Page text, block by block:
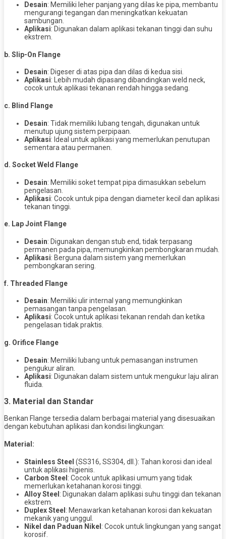
Desain: Memiliki leher panjang yang dilas ke pipa, membantu
mengurangi tegangan dan meningkatkan kekuatan
sambungan.
Aplikasi: Digunakan dalam aplikasi tekanan tinggi dan suhu
ekstrem.
b. Slip-On Flange
Desain: Digeser di atas pipa dan dilas di kedua sisi.
Aplikasi: Lebih mudah dipasang dibandingkan weld neck,
cocok untuk aplikasi tekanan rendah hingga sedang.
c. Blind Flange
Desain: Tidak memiliki lubang tengah, digunakan untuk
menutup ujung sistem perpipaan.
Aplikasi: Ideal untuk aplikasi yang memerlukan penutupan
sementara atau permanen.
d. Socket Weld Flange
Desain: Memiliki soket tempat pipa dimasukkan sebelum
pengelasan.
Aplikasi: Cocok untuk pipa dengan diameter kecil dan aplikasi
tekanan tinggi.
e. Lap Joint Flange
Desain: Digunakan dengan stub end, tidak terpasang
permanen pada pipa, memungkinkan pembongkaran mudah.
Aplikasi: Berguna dalam sistem yang memerlukan
pembongkaran sering.
f. Threaded Flange
Desain: Memiliki ulir internal yang memungkinkan
pemasangan tanpa pengelasan.
Aplikasi: Cocok untuk aplikasi tekanan rendah dan ketika
pengelasan tidak praktis.
g. Orifice Flange
Desain: Memiliki lubang untuk pemasangan instrumen
pengukur aliran.
Aplikasi: Digunakan dalam sistem untuk mengukur laju aliran
fluida.
3. Material dan Standar
Benkan Flange tersedia dalam berbagai material yang disesuaikan
dengan kebutuhan aplikasi dan kondisi lingkungan:
Material:
Stainless Steel (SS316, SS304, dll.): Tahan korosi dan ideal
untuk aplikasi higienis.
Carbon Steel: Cocok untuk aplikasi umum yang tidak
memerlukan ketahanan korosi tinggi.
Alloy Steel: Digunakan dalam aplikasi suhu tinggi dan tekanan
ekstrem.
Duplex Steel: Menawarkan ketahanan korosi dan kekuatan
mekanik yang unggul.
Nikel dan Paduan Nikel: Cocok untuk lingkungan yang sangat
korosif.